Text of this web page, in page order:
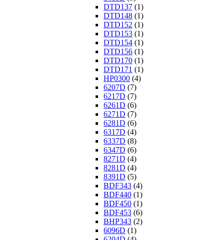
DTD137 (1)
DTD148 (1)
DTD152 (1)
DTD153 (1)
DTD154 (1)
DTD156 (1)
DTD170 (1)
DTD171 (1)
HP0300 (4)
6207D (7)
6217D (7)
6261D (6)
6271D (7)
6281D (6)
6317D (4)
6337D (8)
6347D (6)
8271D (4)
8281D (4)
8391D (5)
BDF343 (4)
BDF440 (1)
BDF450 (1)
BDF453 (6)
BHP343 (2)
6096D (1)